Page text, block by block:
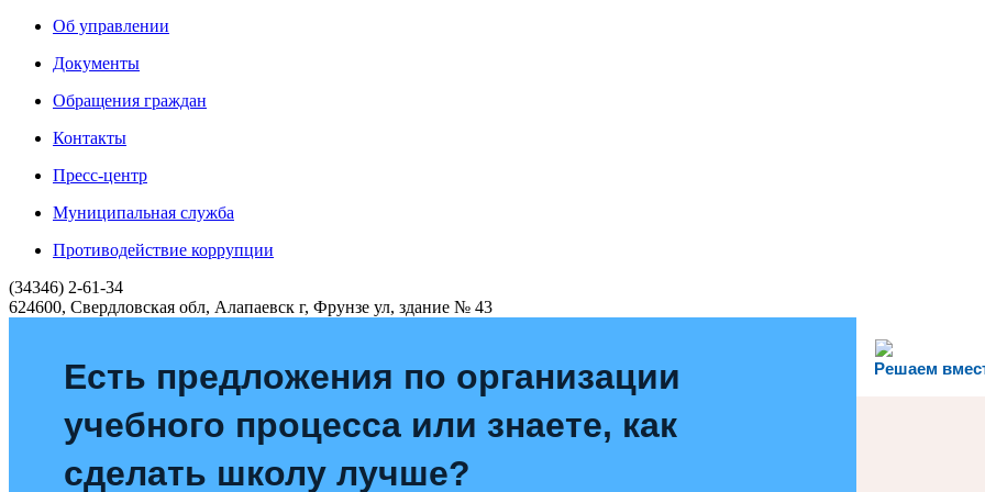
Об управлении
Документы
Обращения граждан
Контакты
Пресс-центр
Муниципальная служба
Противодействие коррупции
(34346) 2-61-34
624600, Свердловская обл, Алапаевск г, Фрунзе ул, здание № 43
Решаем
Есть предложения по организации
учебного процесса или знаете, как
сделать школу лучше?